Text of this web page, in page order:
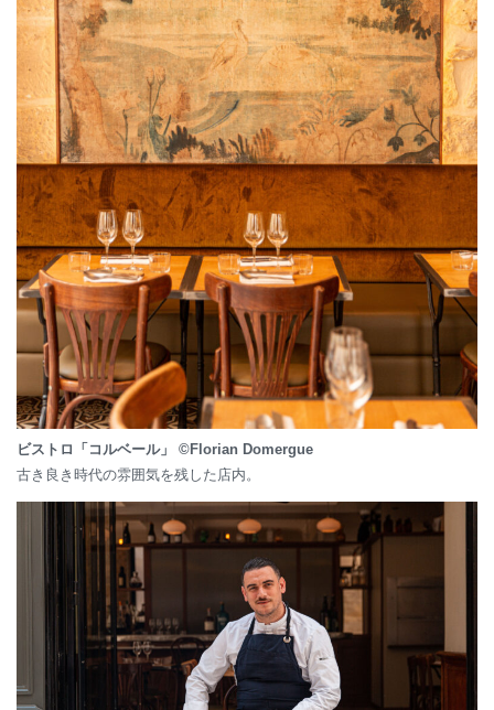
ビストロ「コルベール」 ©Florian Domergue
古き良き時代の雰囲気を残した店内。